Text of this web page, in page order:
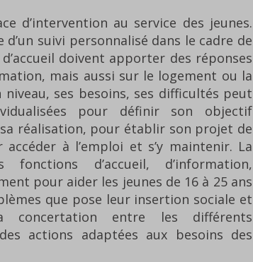
d’intervention au service des jeunes.
suivi personnalisé dans le cadre de
doivent apporter des réponses
mais aussi sur le logement ou la
niveau, ses besoins, ses difficultés peut
pour définir son objectif
réalisation, pour établir son projet de
à l’emploi et s’y maintenir. La
d’accueil, d’information,
pour aider les jeunes de 16 à 25 ans
que pose leur insertion sociale et
concertation entre les différents
actions adaptées aux besoins des